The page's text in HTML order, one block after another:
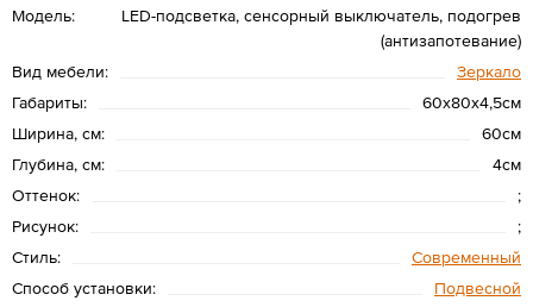
Модель:
LED-подсветка, сенсорный выключатель, подогрев
(антизапотевание)
Вид мебели:
Зеркало
Габариты:
60х80х4,5см
Ширина, см:
60см
Глубина, см:
4см
Оттенок:
;
Рисунок:
;
Стиль:
Современный
Способ установки:
Подвесной